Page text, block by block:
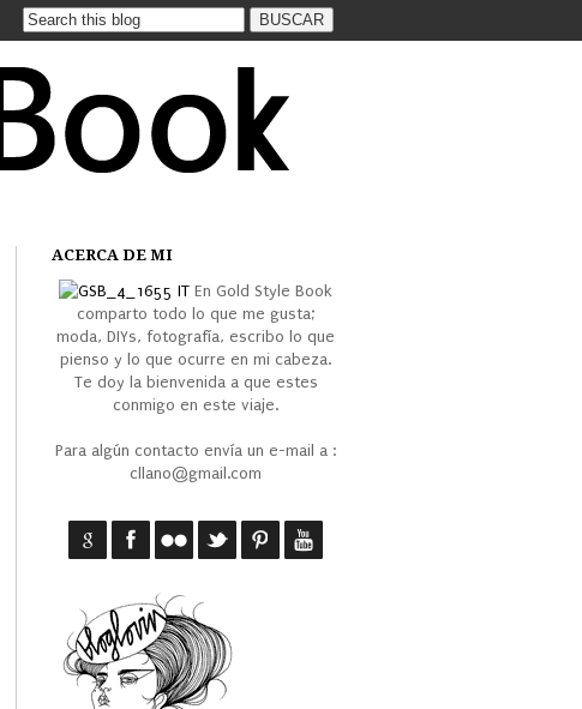
ACERCA DE MI
En Gold Style Book
comparto todo lo que me gusta;
moda, DIYs, fotografía, escribo lo que
pienso y lo que ocurre en mi cabeza.
Te doy la bienvenida a que estes
conmigo en este viaje.
Para algún contacto envía un e-mail a :
cllano@gmail.com